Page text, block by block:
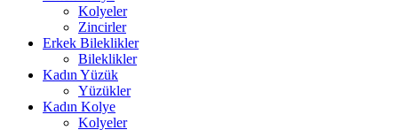
Kolyeler
Zincirler
Erkek Bileklikler
Bileklikler
Kadın Yüzük
Yüzükler
Kadın Kolye
Kolyeler